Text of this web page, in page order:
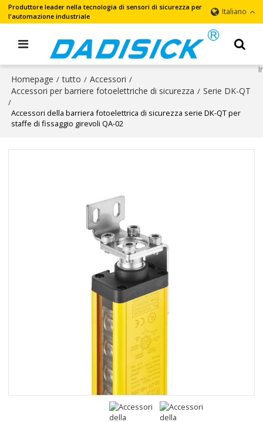
Produttore leader nella tecnologia di sensori di sicurezza per
l'automazione industriale
Italiano
Homepage / tutto / Accessori /
Accessori per barriere fotoelettriche di sicurezza / Serie DK-QT
/
Accessori della barriera fotoelettrica di sicurezza serie DK-QT per
staffe di fissaggio girevoli QA-02